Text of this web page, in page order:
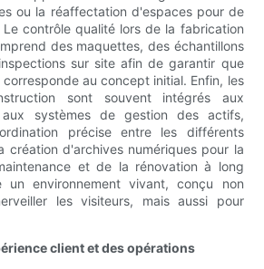
ou la réaffectation d'espaces pour de
contrôle qualité lors de la fabrication
des maquettes, des échantillons
sur site afin de garantir que
au concept initial. Enfin, les
sont souvent intégrés aux
systèmes de gestion des actifs,
précise entre les différents
création d'archives numériques pour la
et de la rénovation à long
environnement vivant, conçu non
les visiteurs, mais aussi pour
client et des opérations